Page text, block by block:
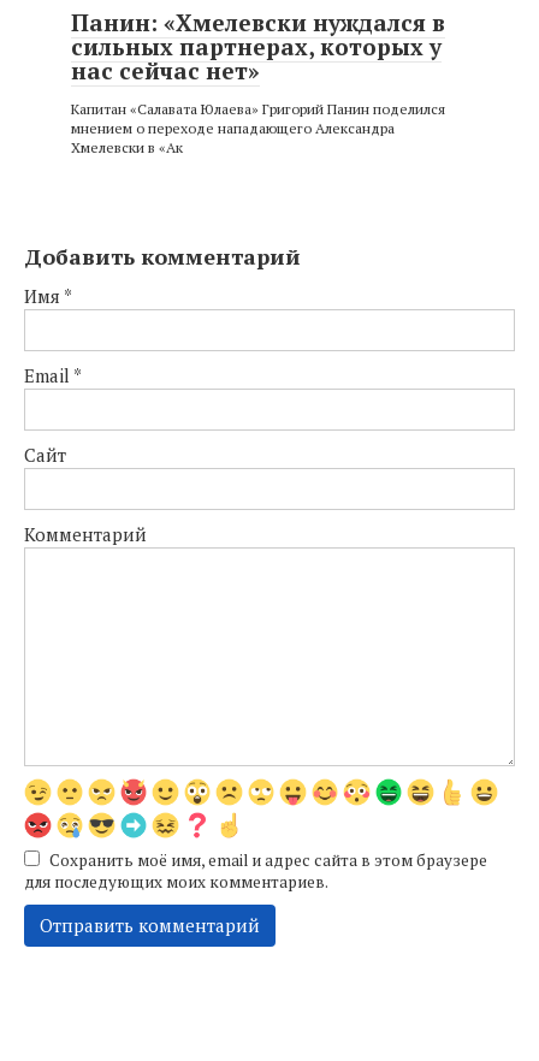
Панин: «Хмелевски нуждался в
сильных партнерах, которых у
нас сейчас нет»
Капитан «Салавата Юлаева» Григорий Панин поделился
мнением о переходе нападающего Александра
Хмелевски в «Ак
Добавить комментарий
Имя *
Email *
Сайт
Комментарий
Сохранить моё имя, email и адрес сайта в этом браузере
для последующих моих комментариев.